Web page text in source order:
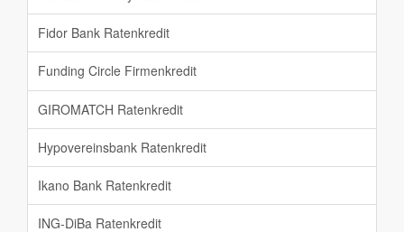
Fidor Bank Ratenkredit
Funding Circle Firmenkredit
GIROMATCH Ratenkredit
Hypovereinsbank Ratenkredit
Ikano Bank Ratenkredit
ING-DiBa Ratenkredit